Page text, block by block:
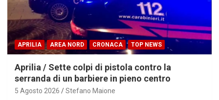
APRILIA AREA NORD CRONACA TOP NEWS
Aprilia / Sette colpi di pistola contro la
serranda di un barbiere in pieno centro
5 Agosto 2026 Stefano Maione